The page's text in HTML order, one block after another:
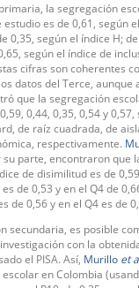
la segregación
es de 0,61, según
0,35, según el índice H;
según el índice de
cifras son coherentes
datos del Terce, aunque
que la segregación
0,44, 0,35, 0,54 y
de raíz cuadrada, de
respectivamente.
su parte, encontraron que
de disimilitud es de
de 0,53 y en el Q4 de
de 0,56 y en el Q4 es de
secundaria, es posible
con la
el PISA. Así, Murillo et
en Colombia